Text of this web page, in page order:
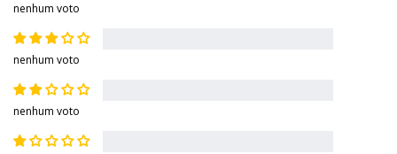
nenhum voto
nenhum voto
nenhum voto